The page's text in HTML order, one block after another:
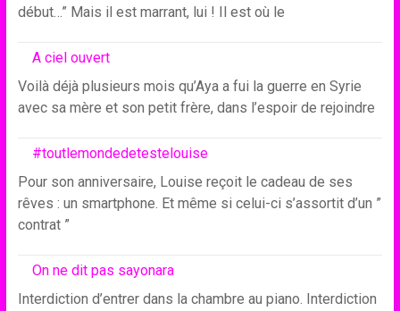
début…” Mais il est marrant, lui ! Il est où le
A ciel ouvert
Voilà déjà plusieurs mois qu’Aya a fui la guerre en Syrie
avec sa mère et son petit frère, dans l’espoir de rejoindre
#toutlemondedetestelouise
Pour son anniversaire, Louise reçoit le cadeau de ses
rêves : un smartphone. Et même si celui-ci s’assortit d’un ”
contrat ”
On ne dit pas sayonara
Interdiction d’entrer dans la chambre au piano. Interdiction